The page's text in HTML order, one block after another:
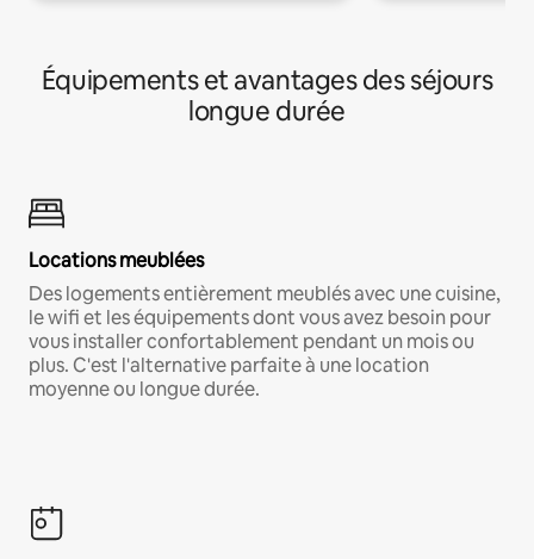
Équipements et avantages des séjours
longue durée
Locations meublées
Des logements entièrement meublés avec une cuisine,
le wifi et les équipements dont vous avez besoin pour
vous installer confortablement pendant un mois ou
plus. C'est l'alternative parfaite à une location
moyenne ou longue durée.